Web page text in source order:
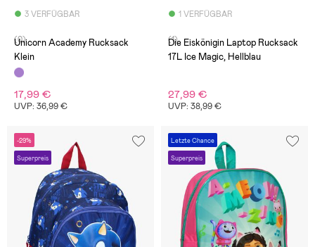
3 VERFÜGBAR
(0)
Unicorn Academy Rucksack
Klein
17,99 €
UVP: 36,99 €
1 VERFÜGBAR
(1)
Die Eiskönigin Laptop Rucksack
17L Ice Magic, Hellblau
27,99 €
UVP: 38,99 €
-29%
Superpreis
Letzte Chance
Superpreis